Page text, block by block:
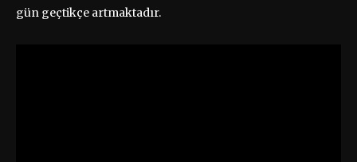
gün geçtikçe artmaktadır.